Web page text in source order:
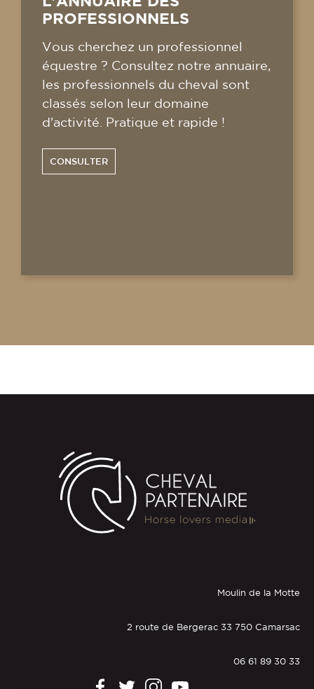
PROFESSIONNELS
Vous cherchez un professionnel
équestre ? Consultez notre annuaire,
les professionnels du cheval sont
classés selon leur domaine
d'activité. Pratique et rapide !
CONSULTER
Moulin de la Motte
2 route de Bergerac 33 750 Camarsac
06 61 89 30 33